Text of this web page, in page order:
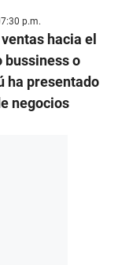
p.m.
hacia el
bussiness o
ha presentado
negocios